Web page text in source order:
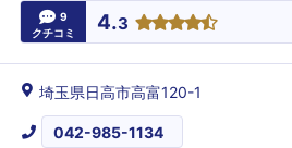
9
クチコミ
4.3
埼玉県日高市高富120-1
042-985-1134